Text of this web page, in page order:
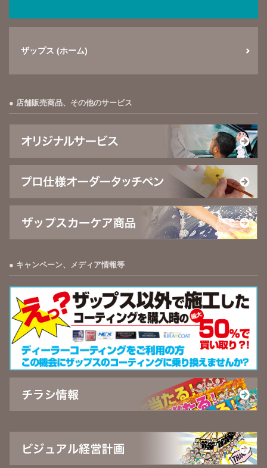
ザップス (ホーム)
店舗販売商品、その他のサービス
キャンペーン、メディア情報等